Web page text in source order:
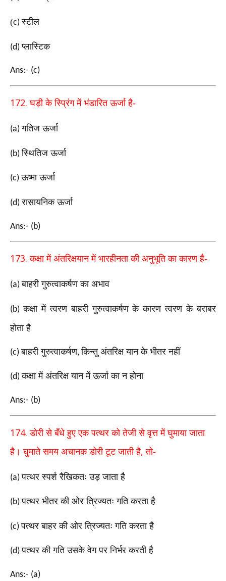
(c)स्टील
(d)प्लास्टिक
Ans:- (c)
172.घड़ी के स्प्रिंग में भंडारित ऊर्जा है-
(a)गतिज ऊर्जा
(b)स्थितिज ऊर्जा
(c)ऊष्मा ऊर्जा
(d)रासायनिक ऊर्जा
Ans:- (b)
173.कक्षा में अंतरिक्षयान में भारहीनता की अनुभूति का कारण है-
(a)बाहरी गुरुत्वाकर्षण का अभाव
(b)कक्षा में त्वरण बाहरी गुरुत्वाकर्षण के कारण त्वरण के बराबर
होता है
(c)बाहरी गुरुत्वाकर्षण,किन्तु अंतरिक्ष यान के भीतर नहीं
(d)कक्षा में अंतरिक्ष यान में ऊर्जा का न होना
Ans:- (b)
174.डोरी से बँधे हुए एक पत्थर को तेजी से वृत्त में घुमाया जाता
है। घुमाते समय अचानक डोरी टूट जाती है,तो-
(a)पत्थर स्पर्श रैखिकतः उड़ जाता है
(b)पत्थर भीतर की ओर त्रिज्यतः गति करता है
(c)पत्थर बाहर की ओर त्रिज्यतः गति करता है
(d)पत्थर की गति उसके वेग पर निर्भर करती है
Ans:- (a)